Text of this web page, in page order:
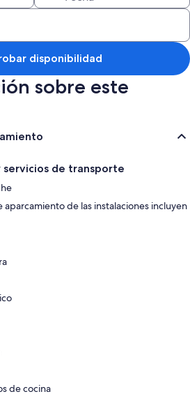
un paisaje impresionante!
disponibilidad
sobre este
de transporte
aparcamiento de las instalaciones incluyen
de cocina